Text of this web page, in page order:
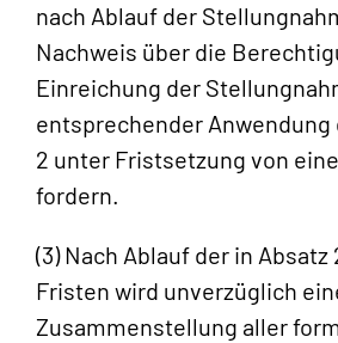
nach Ablauf der
Nachweis über die
Einreichung der
entsprechender Anwendung
2 unter Fristsetzung von
fordern.
(3) Nach Ablauf der in
Fristen wird unverzüglich
Zusammenstellung aller